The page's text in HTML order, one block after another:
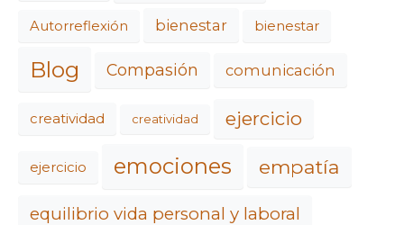
Autorreflexión bienestar bienestar
Blog Compasión comunicación
creatividad creatividad ejercicio
ejercicio emociones empatía
equilibrio vida personal y laboral